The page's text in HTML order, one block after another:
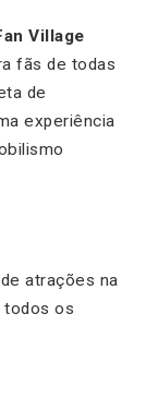
Village
fãs de todas
de
experiência
atrações na
todos os